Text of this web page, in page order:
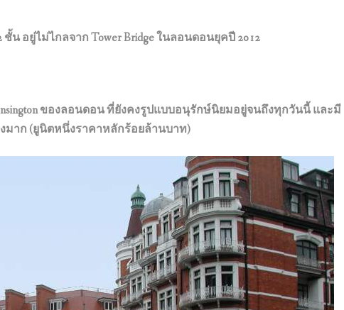
ชั้น อยู่ไม่ไกลจาก Tower Bridge ในลอนดอนยุคปี 2012
ของลอนดอน ที่ยังคงรูปแบบอนุรักษ์นิยมอยู่จนถึงทุกวันนี้ และมี
มาก (ยูนิตหนึ่งราคาหลักร้อยล้านบาท)